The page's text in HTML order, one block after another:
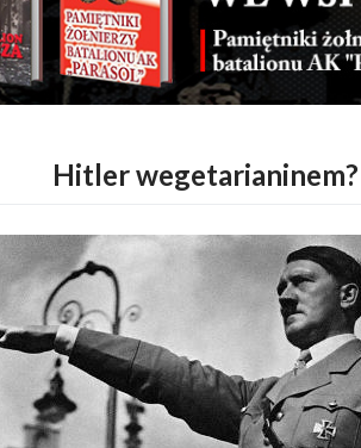
Hitler wegetarianinem?